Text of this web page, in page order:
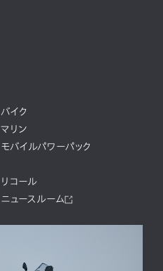
バイク
マリン
モバイルパワーパック
リコール
ニュースルーム